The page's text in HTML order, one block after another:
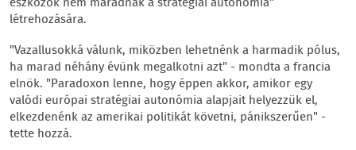
létrehozására.
"Vazallusokká válunk, miközben lehetnénk a harmadik pólus,
ha marad néhány évünk megalkotni azt" - mondta a francia
elnök. "Paradoxon lenne, hogy éppen akkor, amikor egy
valódi európai stratégiai autonómia alapjait helyezzük el,
elkezdenénk az amerikai politikát követni, pánikszerűen" -
tette hozzá.